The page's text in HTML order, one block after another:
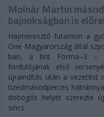
Molnár Martin
bajnokságban is
Hajmeresztő futamon a
One Magyarország által
ban, a brit Forma–3 –
fordulójának első
újraindítás után a vezetést
tizedmásodperces
dobogós helyét szerezte
sincs.